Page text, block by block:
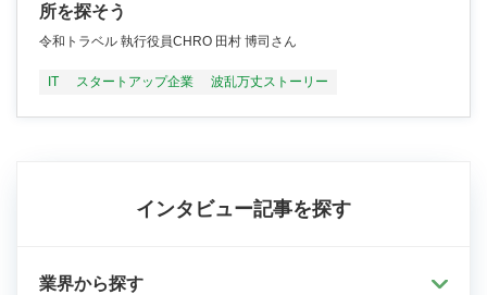
所を探そう
令和トラベル 執行役員CHRO 田村 博司さん
IT スタートアップ企業 波乱万丈ストーリー
インタビュー記事を探す
業界から探す